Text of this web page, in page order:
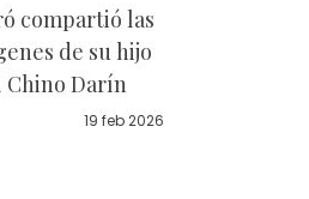
compartió las
de su hijo
Chino Darín
19 feb 2026